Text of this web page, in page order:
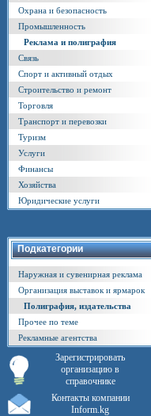
Охрана и безопасность
Промышленность
Реклама и полиграфия
Связь
Спорт и активный отдых
Строительство и ремонт
Торговля
Транспорт и перевозки
Туризм
Услуги
Финансы
Хозяйства
Юридические услуги
Подкатегории
Наружная и сувенирная реклама
Организация выставок и ярмарок
Полиграфия, издательства
Прочее по теме
Рекламные агентства
Зарегистрировать
организацию в
справочнике
Контакты компании
Inform.kg